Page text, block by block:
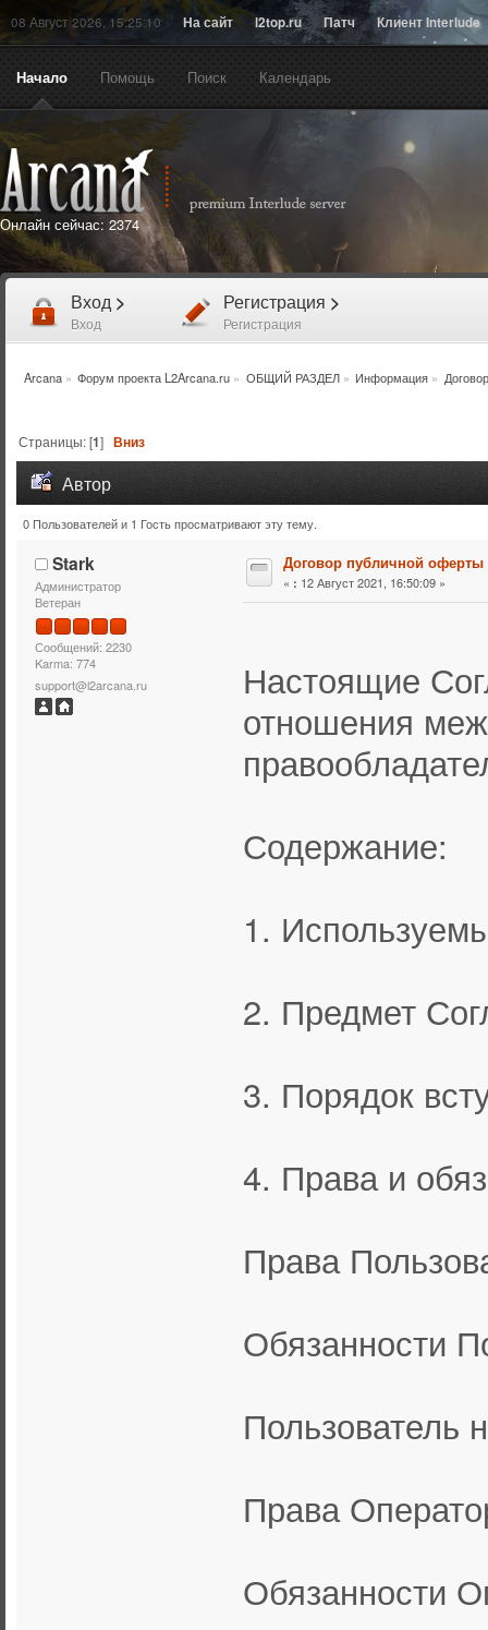
08 Август 2026, 15:25:10 На сайт l2top.ru Патч Клиент Interlude
Начало Помощь Поиск Календарь
Онлайн сейчас: 2374
Вход >
Вход
Регистрация >
Регистрация
Arcana» Форум проекта L2Arcana.ru » ОБЩИЙ РАЗДЕЛ» Информация »
Страницы: [1]Вниз
Автор
Тема: Договор публичной оферты (Прочитано 15666
0 Пользователей и 1 Гость просматривают эту тему.
Stark
Администратор
Ветеран
Сообщений: 2230
Karma: 774
support@l2arcana.ru
Договор публичной оферты
« : 12 Август 2021, 16:50:09 »
Настоящие
отношения
Содержание:
1.
2. Предмет
3. Порядок
4. Права и
Права
Обязанности
Пользователь
Права
Обязанности